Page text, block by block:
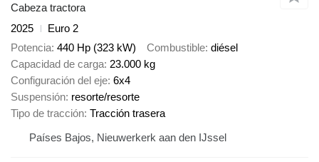
Cabeza tractora
2025
Euro 2
Potencia 440 Hp (323 kW) Combustible diésel
Capacidad de carga 23.000 kg
Configuración del eje 6x4
Suspensión resorte/resorte
Tipo de tracción Tracción trasera
Países Bajos, Nieuwerkerk aan den IJssel